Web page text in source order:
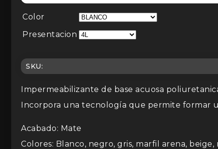
Color
Presentacion
SKU:
Impermeabilizante de base acuosa
Incorpora una tecnología que permite formar
Acabado: Mate
Colores: Blanco, negro, gris, marfil arena,